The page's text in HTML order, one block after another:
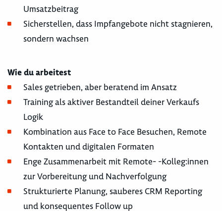
Umsatzbeitrag
Sicherstellen, dass Impfangebote nicht stagnieren,
sondern wachsen
Wie du arbeitest
Sales getrieben, aber beratend im Ansatz
Training als aktiver Bestandteil deiner Verkaufs
Logik
Kombination aus Face to Face Besuchen, Remote
Kontakten und digitalen Formaten
Enge Zusammenarbeit mit Remote- -Kolleg:innen
zur Vorbereitung und Nachverfolgung
Strukturierte Planung, sauberes CRM Reporting
und konsequentes Follow up